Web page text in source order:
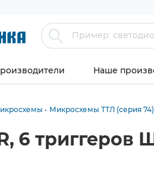
Наше
Микросхемы ТТЛ (серия 74)
6 триггеров